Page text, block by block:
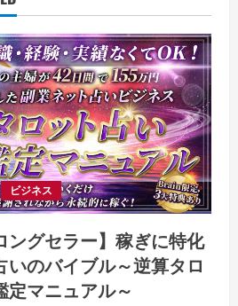
ビジネス
ングセラー】稼ぎに特化
いのバイブル～逆算タロ
定マニュアル～